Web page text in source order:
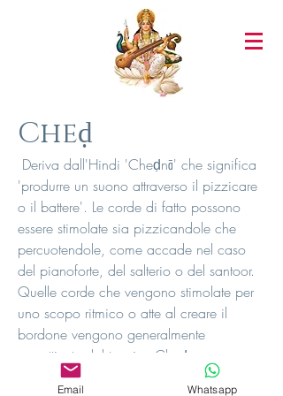
Cheḍ
Deriva dall'Hindi 'Cheḍnā' che significa
'produrre un suono attraverso il pizzicare
o il battere'. Le corde di fatto possono
essere stimolate sia pizzicandole che
percuotendole, come accade nel caso
del pianoforte, del salterio o del santoor.
Quelle corde che vengono stimolate per
uno scopo ritmico o atte al creare il
bordone vengono generalmente
aggettivate dal termine Cheḍ.
Email Whatsapp